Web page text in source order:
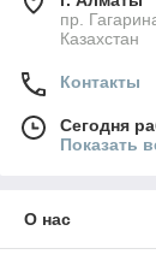
пр.
Казахстан
Контакты
Сегодня
Показать
О нас